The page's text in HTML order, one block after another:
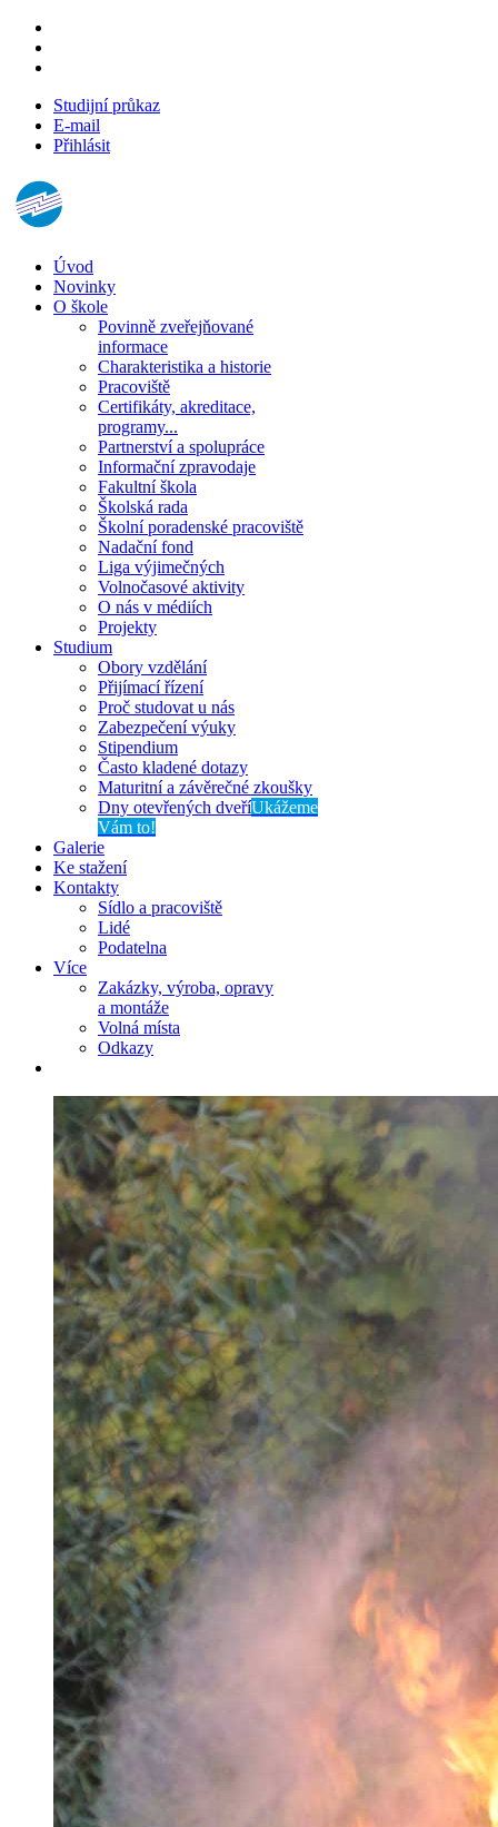
Studijní průkaz
E-mail
Přihlásit
Úvod
Novinky
O škole
Povinně zveřejňované
informace
Charakteristika a historie
Pracoviště
Certifikáty, akreditace,
programy...
Partnerství a spolupráce
Informační zpravodaje
Fakultní škola
Školská rada
Školní poradenské pracoviště
Nadační fond
Liga výjimečných
Volnočasové aktivity
O nás v médiích
Projekty
Studium
Obory vzdělání
Přijímací řízení
Proč studovat u nás
Zabezpečení výuky
Stipendium
Často kladené dotazy
Maturitní a závěrečné zkoušky
Dny otevřených dveříUkážeme
Vám to!
Galerie
Ke stažení
Kontakty
Sídlo a pracoviště
Lidé
Podatelna
Více
Zakázky, výroba, opravy
a montáže
Volná místa
Odkazy